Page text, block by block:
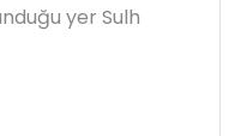
yer Sulh